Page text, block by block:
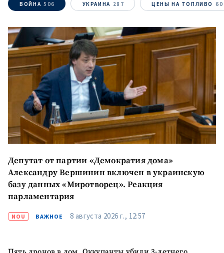
ВОЙНА 506 УКРАИНА 287 ЦЕНЫ НА ТОПЛИВО 60
Депутат от партии «Демократия дома»
Александру Вершинин включен в украинскую
базу данных «Миротворец». Реакция
парламентария
NOU ВАЖНОЕ 8 августа 2026 г., 12:57
МОЯ НОВОСТЬ
заголовок
Фотография
+ Загрузить
изображение
медиа